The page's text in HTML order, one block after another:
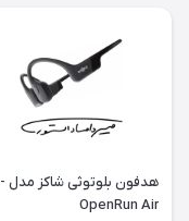
هدفون بلوتوثی شاکز مدل -
OpenRun Air